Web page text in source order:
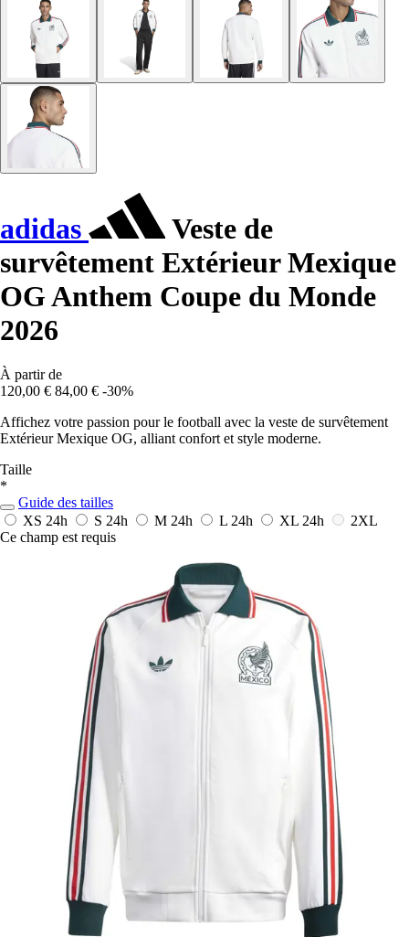
adidas
Veste de
survêtement Extérieur Mexique
OG Anthem Coupe du Monde
2026
À partir de
120,00 € 84,00 € -30%
Affichez votre passion pour le football avec la veste de survêtement
Extérieur Mexique OG, alliant confort et style moderne.
Taille
*
Guide des tailles
XS 24h S 24h M 24h L 24h XL 24h
2XL
Ce champ est requis